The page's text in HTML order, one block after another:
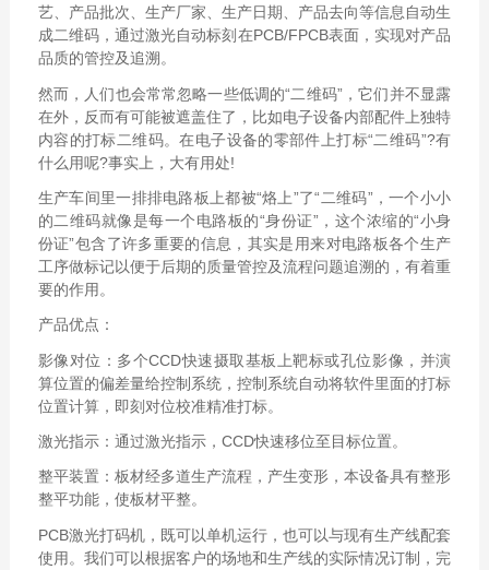
艺、产品批次、生产厂家、生产日期、产品去向等信息自动生
成二维码，通过激光自动标刻在PCB/FPCB表面，实现对产品
品质的管控及追溯。
然而，人们也会常常忽略一些低调的“二维码”，它们并不显露
在外，反而有可能被遮盖住了，比如电子设备内部配件上独特
内容的打标二维码。在电子设备的零部件上打标“二维码”?有
什么用呢?事实上，大有用处!
生产车间里一排排电路板上都被“烙上”了“二维码”，一个小小
的二维码就像是每一个电路板的“身份证”，这个浓缩的“小身
份证”包含了许多重要的信息，其实是用来对电路板各个生产
工序做标记以便于后期的质量管控及流程问题追溯的，有着重
要的作用。
产品优点：
影像对位：多个CCD快速摄取基板上靶标或孔位影像，并演
算位置的偏差量给控制系统，控制系统自动将软件里面的打标
位置计算，即刻对位校准精准打标。
激光指示：通过激光指示，CCD快速移位至目标位置。
整平装置：板材经多道生产流程，产生变形，本设备具有整形
整平功能，使板材平整。
PCB激光打码机，既可以单机运行，也可以与现有生产线配套
使用。我们可以根据客户的场地和生产线的实际情况订制，完